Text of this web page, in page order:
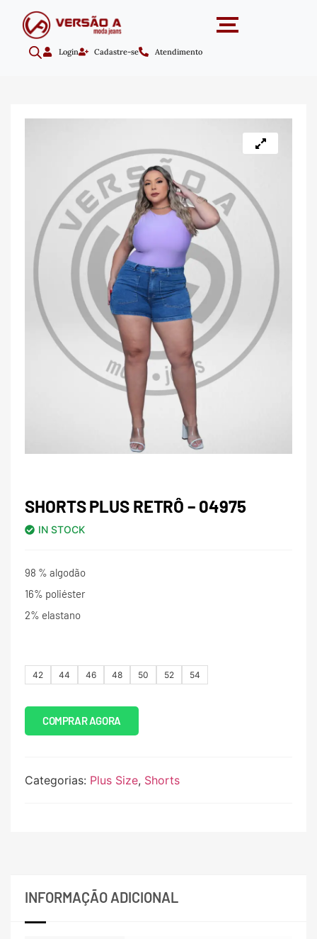
Login Cadastre-se Atendimento
SHORTS PLUS RETRÔ – 04975
IN STOCK
98 % algodão
16% poliéster
2% elastano
42 44 46 48 50 52 54
COMPRAR AGORA
Categorias: Plus Size, Shorts
INFORMAÇÃO ADICIONAL